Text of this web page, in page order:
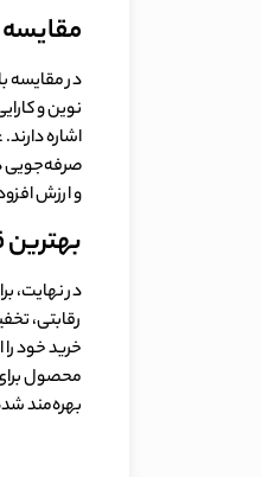
مقایسه
نوین و
اشاره
صرفه‌جویی
و ارزش
رقابتی،
خرید خود
محصول
بهره‌مند